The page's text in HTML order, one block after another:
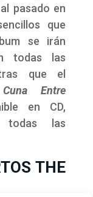
pasado en
que
se irán
todas las
que el
Entre
en CD,
todas las
THE